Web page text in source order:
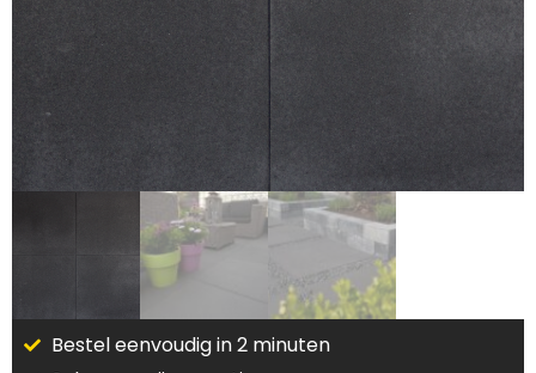
Bestel eenvoudig in 2 minuten